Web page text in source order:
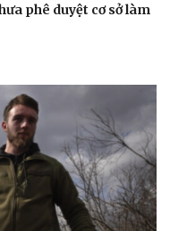
phê duyệt cơ sở làm